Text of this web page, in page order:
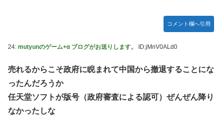
コメント欄へ引用
24: mutyunのゲーム+α ブログがお送りします。 ID:jMnV0ALd0
売れるからこそ政府に睨まれて中国から撤退することにな
ったんだろうか
任天堂ソフトが版号（政府審査による認可）ぜんぜん降り
なかったしな